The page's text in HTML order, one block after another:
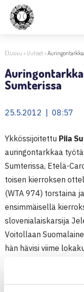
Etusivu > Uutiset>
Sumterissa
25.5.2012 | 08:57
Ykkössijoitettu Piia
auringontarkkaa
Sumterissa, Etelä-
toisen kierroksen
(WTA 974) torstaina
ensimmäisellä
slovenialaiskarsija
Voitollaan
hän hävisi viime
Puolivälierissä
16-vuotiaan Mayo